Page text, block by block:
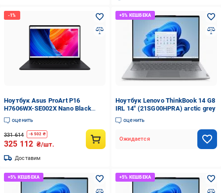
Ноутбук Asus ProArt P16
H7606WX-SE002X Nano Black
(90NB17E1-M000K0)
оценить
331 614 -6 502 ₴
325 112 ₴/шт.
Доставим
Ноутбук Lenovo ThinkBook 14 G8
IRL 14" (21SG00HPRA) arctic grey
оценить
Ожидается